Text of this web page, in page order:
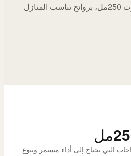
مجموعة متنوعة من زيوت 250مل، بروائح تناسب المنازل
التي تحتاج إلى أداء مستمر وتنوع